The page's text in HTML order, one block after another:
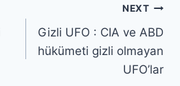
NEXT
Gizli UFO : CIA ve ABD
hükümeti gizli olmayan
UFO’lar